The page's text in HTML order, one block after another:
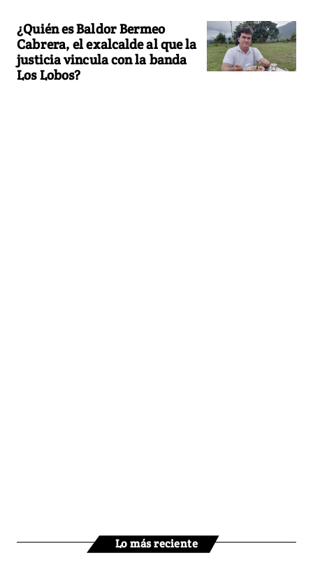
¿Quién es Baldor Bermeo
Cabrera, el exalcalde al que la
justicia vincula con la banda
Los Lobos?
Lo más reciente